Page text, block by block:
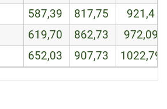
587,39 817,75
921,4
619,70 862,73
972,09
652,03 907,73 1022,79